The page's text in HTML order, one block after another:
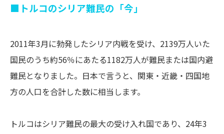
■トルコのシリア難民の「今」
2011年3月に勃発したシリア内戦を受け、2139万人いた
国民のうち約56％にあたる1182万人が難民または国内避
難民となりました。日本で言うと、関東・近畿・四国地
方の人口を合計した数に相当します。
トルコはシリア難民の最大の受け入れ国であり、24年3